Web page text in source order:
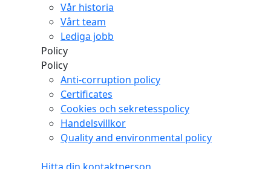
Vår historia
Vårt team
Lediga jobb
Policy
Policy
Anti-corruption policy
Certificates
Cookies och sekretesspolicy
Handelsvillkor
Quality and environmental policy